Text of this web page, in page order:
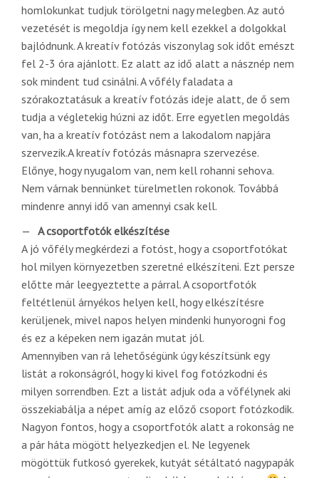
homlokunkat tudjuk törölgetni nagy melegben. Az autó
vezetését is megoldja így nem kell ezekkel a dolgokkal
bajlódnunk. A kreatív fotózás viszonylag sok időt emészt
fel 2-3 óra ajánlott. Ez alatt az idő alatt a násznép nem
sok mindent tud csinálni. A vőfély faladata a
szórakoztatásuk a kreatív fotózás ideje alatt, de ő sem
tudja a végletekig húzni az időt. Erre egyetlen megoldás
van, ha a kreatív fotózást nem a lakodalom napjára
szervezik.A kreatív fotózás másnapra szervezése.
Előnye, hogy nyugalom van, nem kell rohanni sehova.
Nem várnak bennünket türelmetlen rokonok. Továbbá
mindenre annyi idő van amennyi csak kell.
A csoportfotók elkészítése
A jó vőfély megkérdezi a fotóst, hogy a csoportfotókat
hol milyen környezetben szeretné elkészíteni. Ezt persze
előtte már leegyeztette a párral. A csoportfotók
feltétlenül árnyékos helyen kell, hogy elkészítésre
kerüljenek, mivel napos helyen mindenki hunyorogni fog
és ez a képeken nem igazán mutat jól.
Amennyiben van rá lehetőségünk úgy készítsünk egy
listát a rokonságról, hogy ki kivel fog fotózkodni és
milyen sorrendben. Ezt a listát adjuk oda a vőfélynek aki
összekiabálja a népet amíg az előző csoport fotózkodik.
Nagyon fontos, hogy a csoportfotók alatt a rokonság ne
a pár háta mögött helyezkedjen el. Ne legyenek
mögöttük futkosó gyerekek, kutyát sétáltató nagypapák